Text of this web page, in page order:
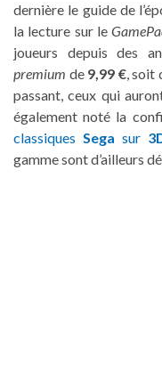
dernière le guide de
la lecture sur le
joueurs depuis des
premium de 9,99 €, soit
passant, ceux qui
également noté la
classiques Sega sur
gamme sont d’ailleurs